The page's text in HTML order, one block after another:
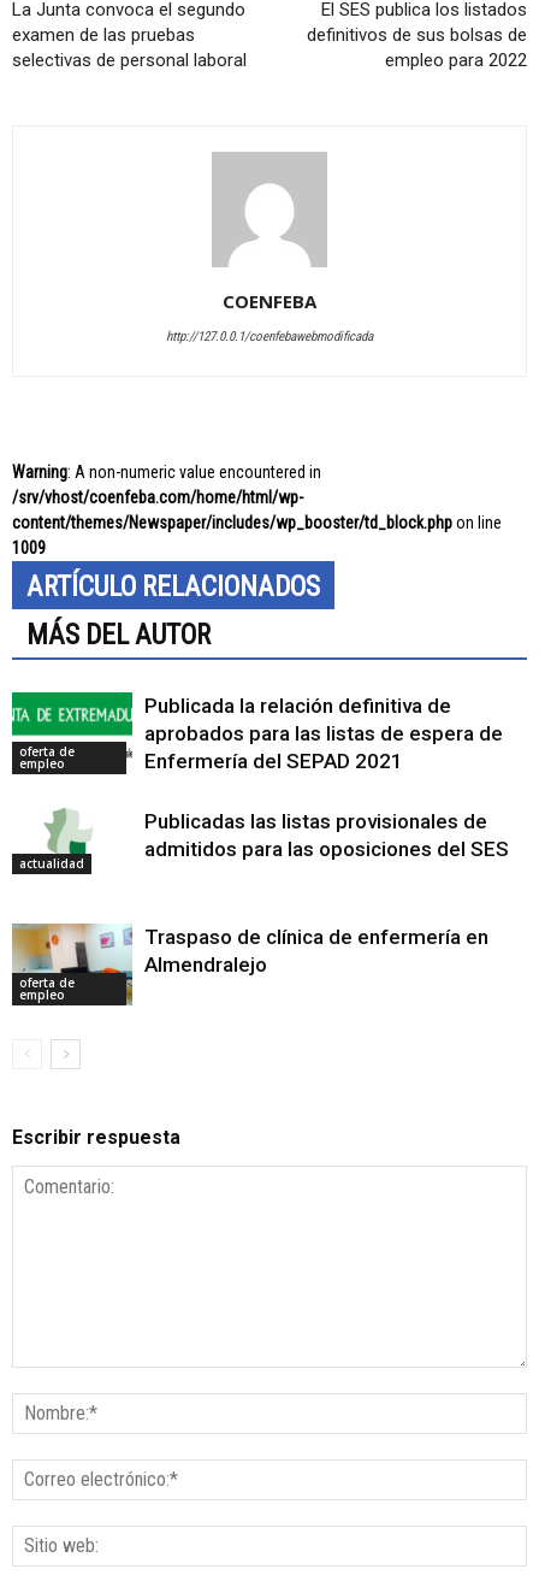
La Junta convoca el segundo
examen de las pruebas
selectivas de personal laboral
El SES publica los listados
definitivos de sus bolsas de
empleo para 2022
COENFEBA
http://127.0.0.1/coenfebawebmodificada
Warning: A non-numeric value encountered in
/srv/vhost/coenfeba.com/home/html/wp-
content/themes/Newspaper/includes/wp_booster/td_block.phpon line
1009
ARTÍCULO RELACIONADOS
MÁS DEL AUTOR
oferta de
empleo
Publicada la relación definitiva de
aprobados para las listas de espera de
Enfermería del SEPAD 2021
actualidad
Publicadas las listas provisionales de
admitidos para las oposiciones del SES
oferta de
empleo
Traspaso de clínica de enfermería en
Almendralejo
Escribir respuesta